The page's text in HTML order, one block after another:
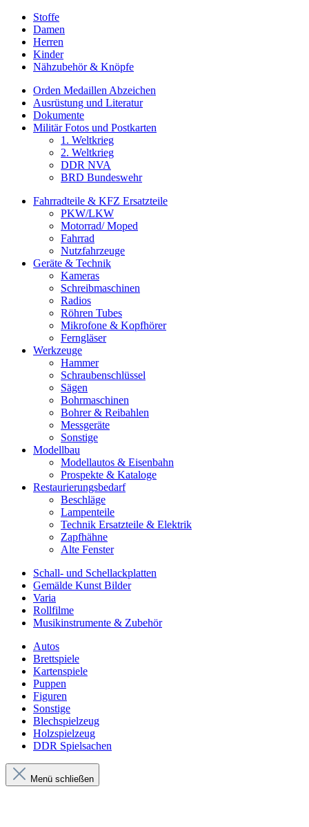
Stoffe
Damen
Herren
Kinder
Nähzubehör & Knöpfe
Orden Medaillen Abzeichen
Ausrüstung und Literatur
Dokumente
Militär Fotos und Postkarten
1. Weltkrieg
2. Weltkrieg
DDR NVA
BRD Bundeswehr
Fahrradteile & KFZ Ersatzteile
PKW/LKW
Motorrad/ Moped
Fahrrad
Nutzfahrzeuge
Geräte & Technik
Kameras
Schreibmaschinen
Radios
Röhren Tubes
Mikrofone & Kopfhörer
Ferngläser
Werkzeuge
Hammer
Schraubenschlüssel
Sägen
Bohrmaschinen
Bohrer & Reibahlen
Messgeräte
Sonstige
Modellbau
Modellautos & Eisenbahn
Prospekte & Kataloge
Restaurierungsbedarf
Beschläge
Lampenteile
Technik Ersatzteile & Elektrik
Zapfhähne
Alte Fenster
Schall- und Schellackplatten
Gemälde Kunst Bilder
Varia
Rollfilme
Musikinstrumente & Zubehör
Autos
Brettspiele
Kartenspiele
Puppen
Figuren
Sonstige
Blechspielzeug
Holzspielzeug
DDR Spielsachen
Menü schließen